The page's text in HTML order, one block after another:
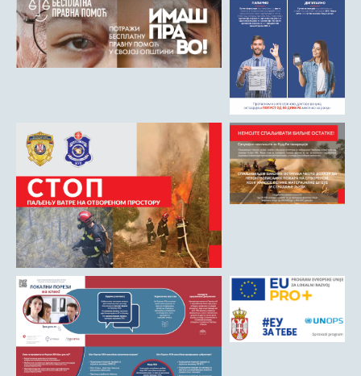
Манастир Свете Тројице
Црква Светог Преображења
Црква Св. апостола Петра и Павла
Бобија
КОНТАКТ
Општина Љубовија
Установе од јавног значаја
АКТИ
Матична служба
Урбанизам и грађевинарство
Борачко-инвалидска заштита
Друштвена брига о деци
Служба за пољопривреду, водопривреду и заштиту животне
средине